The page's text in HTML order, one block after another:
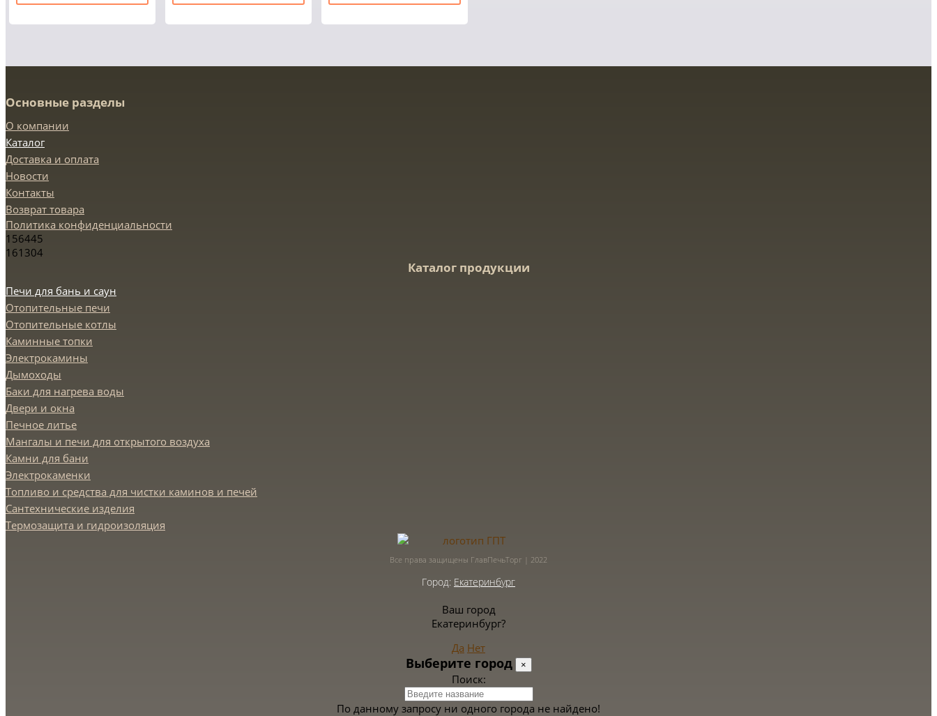
Основные разделы
О компании
Каталог
Доставка и оплата
Новости
Контакты
Возврат товара
Политика конфиденциальности
156445
161304
Каталог продукции
Печи для бань и саун
Отопительные печи
Отопительные котлы
Каминные топки
Электрокамины
Дымоходы
Баки для нагрева воды
Двери и окна
Печное литье
Мангалы и печи для открытого воздуха
Камни для бани
Электрокаменки
Топливо и средства для чистки каминов и печей
Сантехнические изделия
Термозащита и гидроизоляция
Все права защищены ГлавПечьТорг | 2022
Город: Екатеринбург
Ваш город
Екатеринбург?
Да Нет
Выберите город ×
Поиск:
По данному запросу ни одного города не найдено!